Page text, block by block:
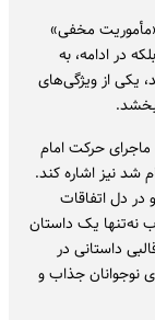
مخفی»
در ادامه، به
یکی از ویژگی‌های
حرکت امام
شد نیز اشاره کند.
دل اتفاقات
نه‌تنها یک داستان
داستانی در
نوجوانان جذاب و